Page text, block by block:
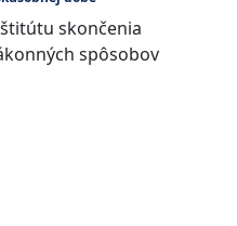
skončenia
spôsobov